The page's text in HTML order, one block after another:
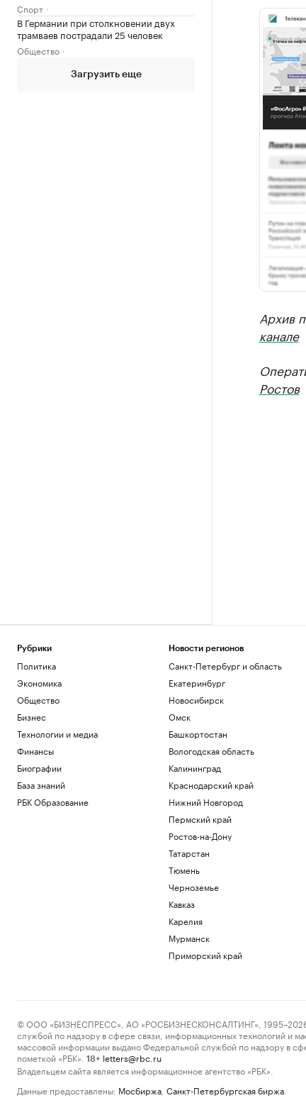
Спорт
В Германии при столкновении двух
трамваев пострадали 25 человек
Общество
Загрузить еще
Архив
канале
Ростов
Рубрики
Политика
Экономика
Общество
Бизнес
Технологии и медиа
Финансы
Биографии
База знаний
РБК Образование
Новости регионов
Санкт-Петербург и область
Екатеринбург
Новосибирск
Омск
Башкортостан
Вологодская область
Калининград
Краснодарский край
Нижний Новгород
Пермский край
Ростов-на-Дону
Татарстан
Тюмень
Черноземье
Кавказ
Карелия
Мурманск
Приморский край
© ООО «БИЗНЕСПРЕСС», АО «РОСБИЗНЕСКОНСАЛТИНГ», 1995–2026.
службой по надзору в сфере связи, информационных технологий и
массовой информации выдано Федеральной службой по надзору в
пометкой «РБК».
18+ letters@rbc.ru
Владельцем сайта является информационное агентство «РБК».
Данные предоставлены: Мосбиржа Санкт-Петербургская биржа